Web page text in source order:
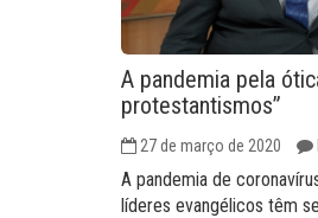
A pandemia pela
protestantismos”
27 de março de 2020
A pandemia de
líderes evangélicos têm